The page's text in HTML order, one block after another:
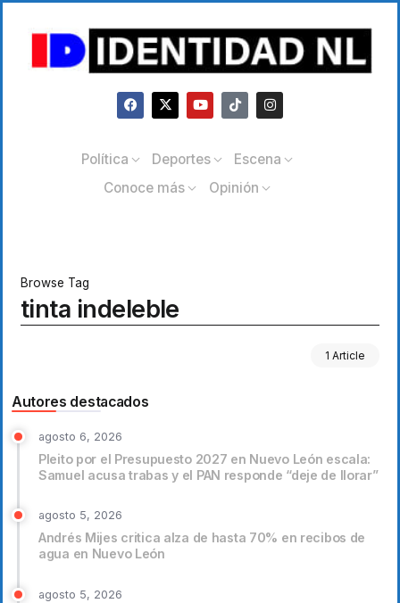
Política Deportes
Escena
Conoce más
Opinión
Browse Tag
tinta indeleble
1 Article
Autores destacados
agosto 6, 2026
Pleito por el Presupuesto 2027 en Nuevo León escala:
Samuel acusa trabas y el PAN responde “deje de llorar”
agosto 5, 2026
Andrés Mijes critica alza de hasta 70% en recibos de
agua en Nuevo León
agosto 5, 2026